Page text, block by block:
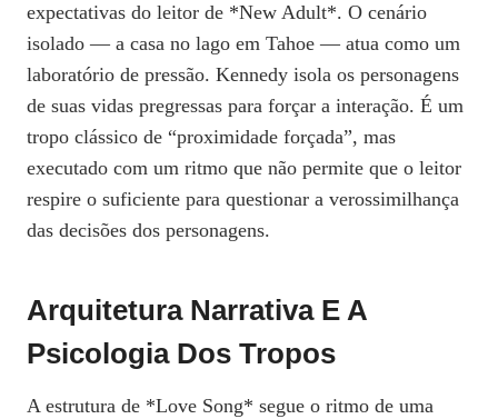
expectativas do leitor de *New Adult*. O cenário
isolado — a casa no lago em Tahoe — atua como um
laboratório de pressão. Kennedy isola os personagens
de suas vidas pregressas para forçar a interação. É um
tropo clássico de “proximidade forçada”, mas
executado com um ritmo que não permite que o leitor
respire o suficiente para questionar a verossimilhança
das decisões dos personagens.
Arquitetura Narrativa E A
Psicologia Dos Tropos
A estrutura de *Love Song* segue o ritmo de uma